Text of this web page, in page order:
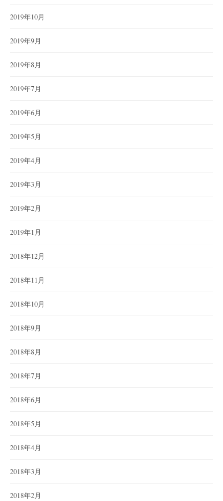
2019年10月
2019年9月
2019年8月
2019年7月
2019年6月
2019年5月
2019年4月
2019年3月
2019年2月
2019年1月
2018年12月
2018年11月
2018年10月
2018年9月
2018年8月
2018年7月
2018年6月
2018年5月
2018年4月
2018年3月
2018年2月